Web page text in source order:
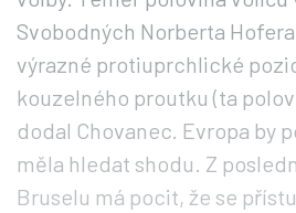
Svobodných Norberta
výrazné protiuprchlické
kouzelného proutku (ta
dodal Chovanec. Evropa by
měla hledat shodu. Z
Bruselu má pocit, že se